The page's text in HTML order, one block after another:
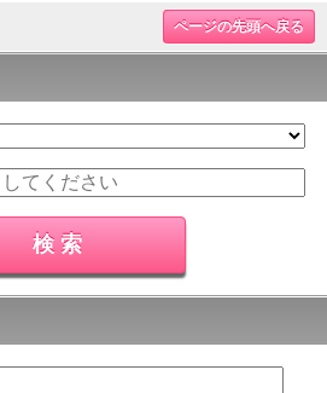
ページの先頭へ戻る